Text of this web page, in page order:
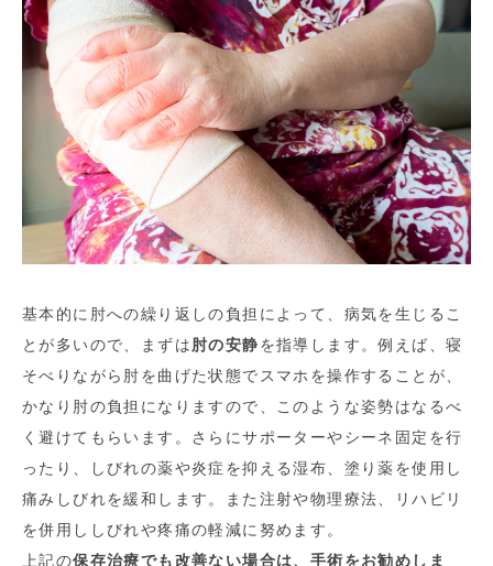
基本的に肘への繰り返しの負担によって、病気を生じるこ
とが多いので、まずは肘の安静を指導します。例えば、寝
そべりながら肘を曲げた状態でスマホを操作することが、
かなり肘の負担になりますので、このような姿勢はなるべ
く避けてもらいます。さらにサポーターやシーネ固定を行
ったり、しびれの薬や炎症を抑える湿布、塗り薬を使用し
痛みしびれを緩和します。また注射や物理療法、リハビリ
を併用ししびれや疼痛の軽減に努めます。
上記の保存治療でも改善ない場合は、手術をお勧めしま